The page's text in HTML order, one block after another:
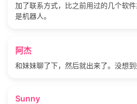
加了联系方式，比之前用过的几个软
是机器人。
阿杰
和妹妹聊了下，然后就出来了。没想到
Sunny